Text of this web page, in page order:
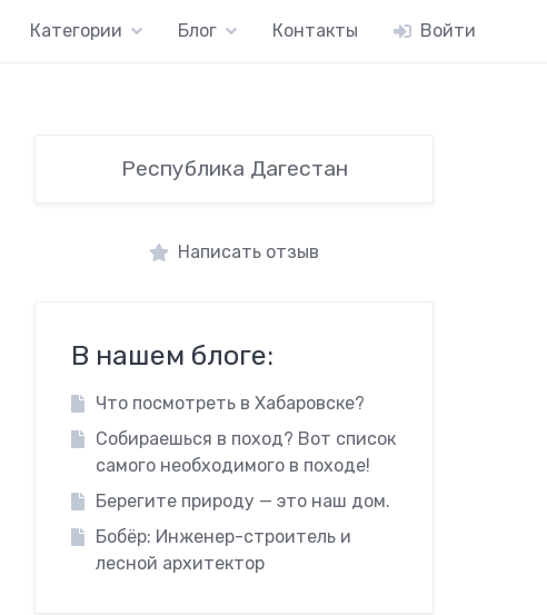
Категории Блог Контакты Войти
Республика Дагестан
Написать отзыв
В нашем блоге:
Что посмотреть в Хабаровске?
Собираешься в поход? Вот список
самого необходимого в походе!
Берегите природу — это наш дом.
Бобёр: Инженер-строитель и
лесной архитектор